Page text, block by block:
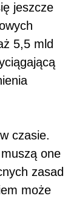
jeszcze
5,5 mld
czasie.
one
zasad
może